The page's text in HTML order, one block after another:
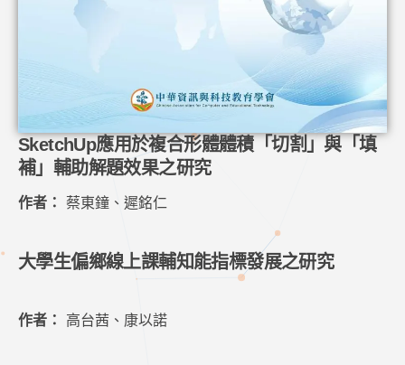
SketchUp應用於複合形體體積「切割」與「填
補」輔助解題效果之研究
作者： 蔡東鐘、遲銘仁
大學生偏鄉線上課輔知能指標發展之研究
作者： 高台茜、康以諾